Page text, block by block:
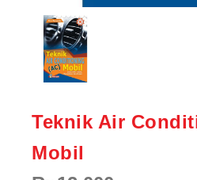
Teknik Air
Mobil